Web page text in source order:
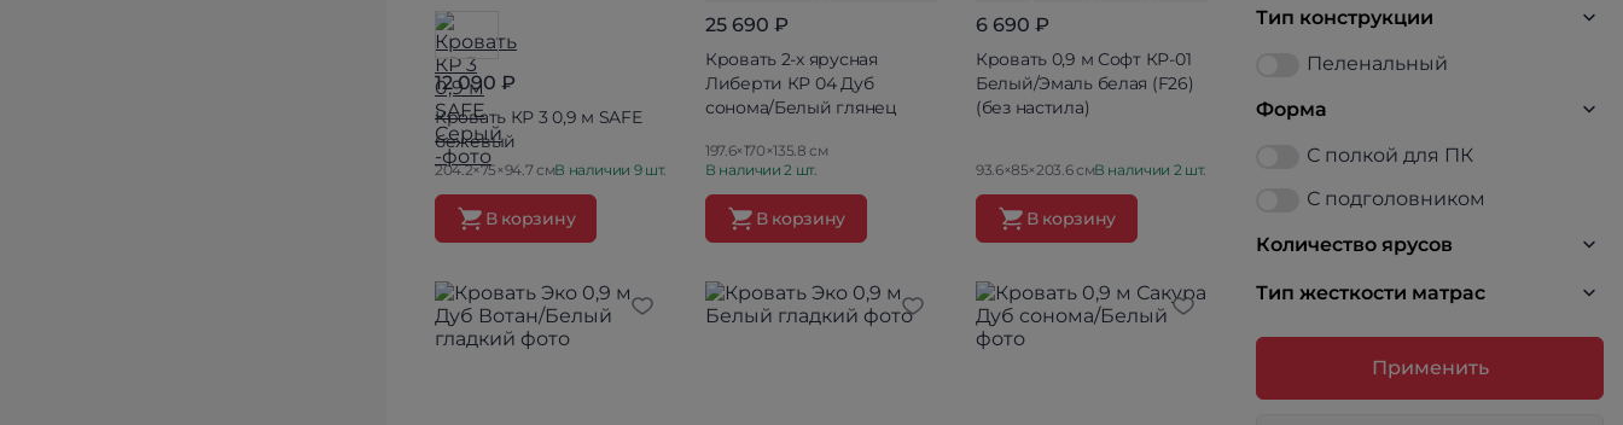
Тип конструкции
Пеленальный
Форма
С полкой для ПК
С подголовником
Количество ярусов
Тип жесткости матрас
Применить
12 090 ₽
Кровать КР 3 0,9 м SAFE
бежевый
204.2×75×94.7 смВ наличии 9 шт.
В корзину
25 690 ₽
Кровать 2-х ярусная
Либерти КР 04 Дуб
сонома/Белый глянец
197.6×170×135.8 см
В наличии 2 шт.
В корзину
6 690 ₽
Кровать 0,9 м Софт КР-01
Белый/Эмаль белая (F26)
(без настила)
93.6×85×203.6 смВ наличии 2 шт.
В корзину